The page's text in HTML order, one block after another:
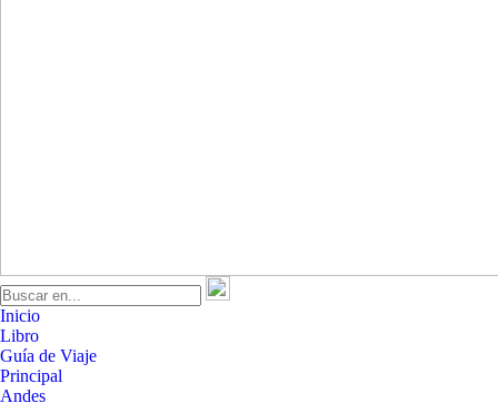
Inicio
Libro
Guía de Viaje
Principal
Andes